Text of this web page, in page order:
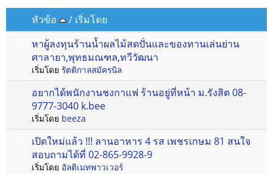
หัวข้อ / เริ่มโดย
หาผู้ลงทุนร้านน้ำผลไม้สดปั่นและของทานเล่นย่าน
ศาลายา,พุทธมณฑล,ทวีวัฒนา
เริ่มโดย รัตติกาลสมัครนิล
อยากได้พนักงานชงกาแฟ ร้านอยู่ที่หน้า ม.รังสิต 08-
9777-3040 k.bee
เริ่มโดย beeza
เปิดใหม่แล้ว !!! ลานอาหาร 4 รส เพชรเกษม 81 สนใจ
สอบถามได้ที่ 02-865-9928-9
เริ่มโดย อัลติเมทพาวเวอร์